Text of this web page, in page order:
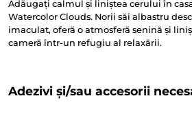
Adăugați calmul și liniștea cerului în
Watercolor Clouds. Norii săi albastru
imaculat, oferă o atmosferă senină și
cameră într-un refugiu al relaxării.
Adezivi și/sau accesorii